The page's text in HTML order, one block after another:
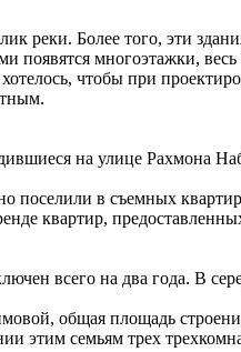
реки. Более того, эти
многоэтажки,
чтобы при
на улице Рахмона
в съемных
квартир,
всего на два года. В
общая площадь
этим семьям трех